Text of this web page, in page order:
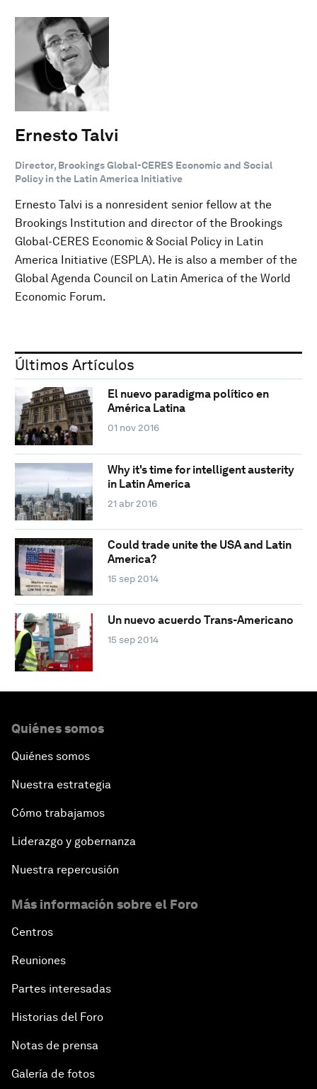
Ernesto Talvi
Director, Brookings Global-CERES Economic and Social
Policy in the Latin America Initiative
Ernesto Talvi is a nonresident senior fellow at the
Brookings Institution and director of the Brookings
Global-CERES Economic & Social Policy in Latin
America Initiative (ESPLA). He is also a member of the
Global Agenda Council on Latin America of the World
Economic Forum.
Últimos Artículos
El nuevo paradigma político en
América Latina
01 nov 2016
Why it's time for intelligent austerity
in Latin America
21 abr 2016
Could trade unite the USA and Latin
America?
15 sep 2014
Un nuevo acuerdo Trans-Americano
15 sep 2014
Quiénes somos
Quiénes somos
Nuestra estrategia
Cómo trabajamos
Liderazgo y gobernanza
Nuestra repercusión
Más información sobre el Foro
Centros
Reuniones
Partes interesadas
Historias del Foro
Notas de prensa
Galería de fotos